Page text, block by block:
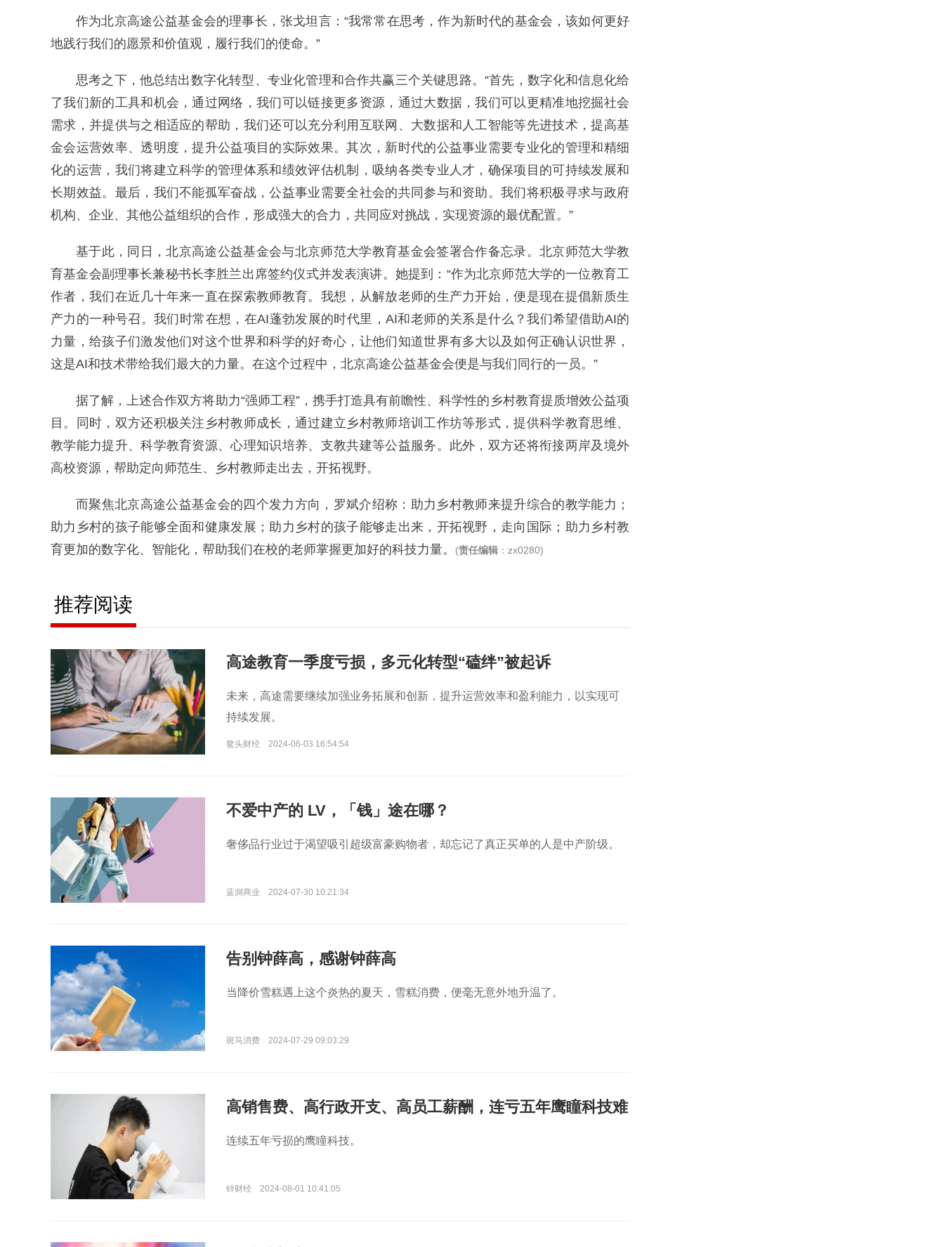
作为北京高途公益基金会的理事长，张戈坦言：“我常常在思考，作为新时代的基金会，该如何更好
地践行我们的愿景和价值观，履行我们的使命。”
思考之下，他总结出数字化转型、专业化管理和合作共赢三个关键思路。“首先，数字化和信息化给
了我们新的工具和机会，通过网络，我们可以链接更多资源，通过大数据，我们可以更精准地挖掘社会
需求，并提供与之相适应的帮助，我们还可以充分利用互联网、大数据和人工智能等先进技术，提高基
金会运营效率、透明度，提升公益项目的实际效果。其次，新时代的公益事业需要专业化的管理和精细
化的运营，我们将建立科学的管理体系和绩效评估机制，吸纳各类专业人才，确保项目的可持续发展和
长期效益。最后，我们不能孤军奋战，公益事业需要全社会的共同参与和资助。我们将积极寻求与政府
机构、企业、其他公益组织的合作，形成强大的合力，共同应对挑战，实现资源的最优配置。”
基于此，同日，北京高途公益基金会与北京师范大学教育基金会签署合作备忘录。北京师范大学教
育基金会副理事长兼秘书长李胜兰出席签约仪式并发表演讲。她提到：“作为北京师范大学的一位教育工
作者，我们在近几十年来一直在探索教师教育。我想，从解放老师的生产力开始，便是现在提倡新质生
产力的一种号召。我们时常在想，在AI蓬勃发展的时代里，AI和老师的关系是什么？我们希望借助AI的
力量，给孩子们激发他们对这个世界和科学的好奇心，让他们知道世界有多大以及如何正确认识世界，
这是AI和技术带给我们最大的力量。在这个过程中，北京高途公益基金会便是与我们同行的一员。”
据了解，上述合作双方将助力“强师工程”，携手打造具有前瞻性、科学性的乡村教育提质增效公益项
目。同时，双方还积极关注乡村教师成长，通过建立乡村教师培训工作坊等形式，提供科学教育思维、
教学能力提升、科学教育资源、心理知识培养、支教共建等公益服务。此外，双方还将衔接两岸及境外
高校资源，帮助定向师范生、乡村教师走出去，开拓视野。
而聚焦北京高途公益基金会的四个发力方向，罗斌介绍称：助力乡村教师来提升综合的教学能力；
助力乡村的孩子能够全面和健康发展；助力乡村的孩子能够走出来，开拓视野，走向国际；助力乡村教
育更加的数字化、智能化，帮助我们在校的老师掌握更加好的科技力量。
(责任编辑 ：zx0280)
推荐阅读
高途教育一季度亏损，多元化转型“磕绊”被起诉
未来，高途需要继续加强业务拓展和创新，提升运营效率和盈利能力，以实现可
持续发展。
鳌头财经 2024-06-03 16:54:54
不爱中产的 LV，「钱」途在哪？
奢侈品行业过于渴望吸引超级富豪购物者，却忘记了真正买单的人是中产阶级。
蓝洞商业 2024-07-30 10:21:34
告别钟薛高，感谢钟薛高
当降价雪糕遇上这个炎热的夏天，雪糕消费，便毫无意外地升温了。
斑马消费 2024-07-29 09:03:29
高销售费、高行政开支、高员工薪酬，连亏五年鹰瞳科技难
展翅
连续五年亏损的鹰瞳科技。
锌财经 2024-08-01 10:41:05